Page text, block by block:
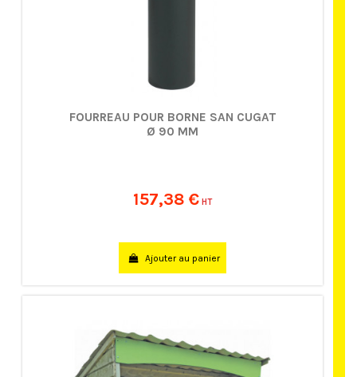
FOURREAU POUR BORNE SAN CUGAT
Ø 90 MM
157,38 € HT
Ajouter au panier